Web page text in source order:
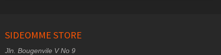
SIDEOMME STORE
Jln. Bougenvile V No 9